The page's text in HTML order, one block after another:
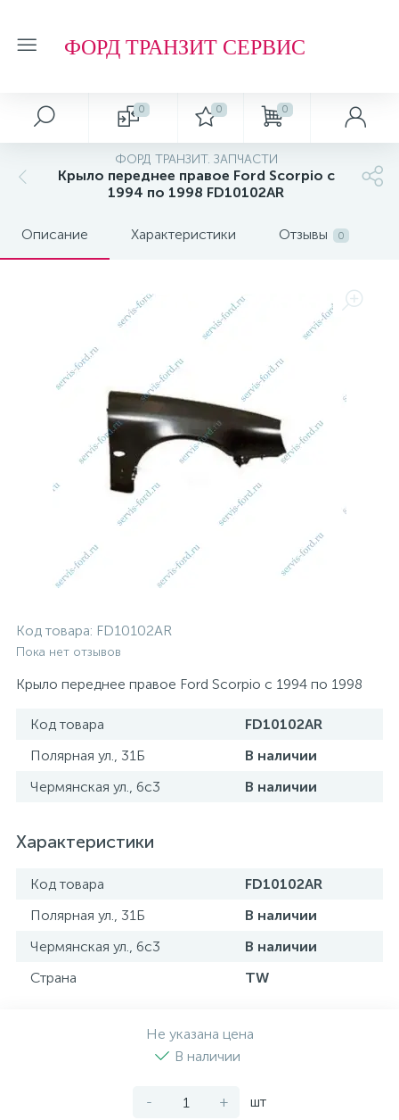
ФОРД ТРАНЗИТ СЕРВИС
0 0 0
ФОРД ТРАНЗИТ. ЗАПЧАСТИ
Крыло переднее правое Ford Scorpio с
1994 по 1998 FD10102AR
Описание Характеристики Отзывы 0
Код товара: FD10102AR
Пока нет отзывов
Крыло переднее правое Ford Scorpio с 1994 по 1998
Код товара
FD10102AR
Полярная ул., 31Б
В наличии
Чермянская ул., 6с3
В наличии
Характеристики
Код товара
FD10102AR
Полярная ул., 31Б
В наличии
Чермянская ул., 6с3
В наличии
Страна
TW
Не указана цена
В наличии
- + шт